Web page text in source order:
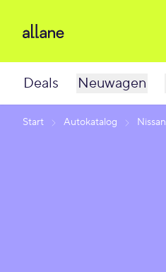
Deals Neuwagen
Start Autokatalog Nissan